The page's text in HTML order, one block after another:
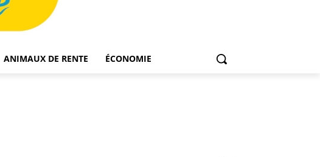
ANIMAUX DE RENTE ÉCONOMIE